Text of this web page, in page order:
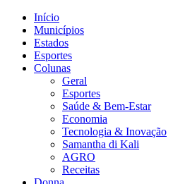
Início
Municípios
Estados
Esportes
Colunas
Geral
Esportes
Saúde & Bem-Estar
Economia
Tecnologia & Inovação
Samantha di Kali
AGRO
Receitas